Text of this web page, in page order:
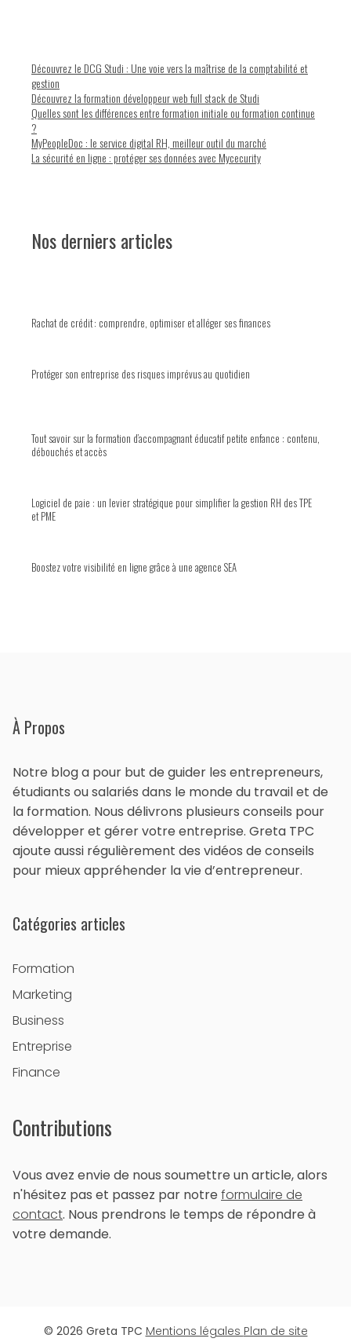
Découvrez le DCG Studi : Une voie vers la maîtrise de la comptabilité et
gestion
Découvrez la formation développeur web full stack de Studi
Quelles sont les différences entre formation initiale ou formation continue
?
MyPeopleDoc : le service digital RH, meilleur outil du marché
La sécurité en ligne : protéger ses données avec Mycecurity
Nos derniers articles
Rachat de crédit : comprendre, optimiser et alléger ses finances
Protéger son entreprise des risques imprévus au quotidien
Tout savoir sur la formation d’accompagnant éducatif petite enfance : contenu,
débouchés et accès
Logiciel de paie : un levier stratégique pour simplifier la gestion RH des TPE
et PME
Boostez votre visibilité en ligne grâce à une agence SEA
À Propos
Notre blog a pour but de guider les entrepreneurs,
étudiants ou salariés dans le monde du travail et de
la formation. Nous délivrons plusieurs conseils pour
développer et gérer votre entreprise. Greta TPC
ajoute aussi régulièrement des vidéos de conseils
pour mieux appréhender la vie d’entrepreneur.
Catégories articles
Formation
Marketing
Business
Entreprise
Finance
Contributions
Vous avez envie de nous soumettre un article, alors
n'hésitez pas et passez par notre formulaire de
contact. Nous prendrons le temps de répondre à
votre demande.
© 2026 Greta TPC Mentions légales Plan de site